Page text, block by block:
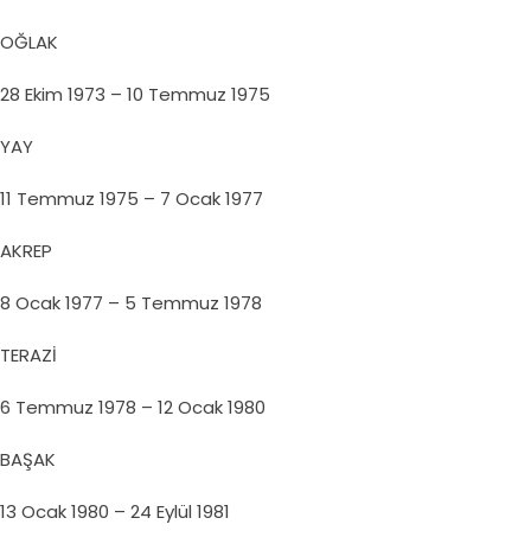
OĞLAK
28 Ekim 1973 – 10 Temmuz 1975
YAY
11 Temmuz 1975 – 7 Ocak 1977
AKREP
8 Ocak 1977 – 5 Temmuz 1978
TERAZİ
6 Temmuz 1978 – 12 Ocak 1980
BAŞAK
13 Ocak 1980 – 24 Eylül 1981